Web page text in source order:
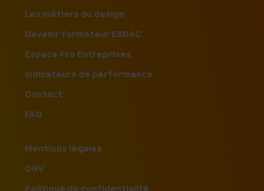
Les métiers du design
Devenir formateur ESDAC
Espace Pro Entreprises
Indicateurs de performance
Contact
FAQ
Mentions légales
CGV
Politique de confidentialité